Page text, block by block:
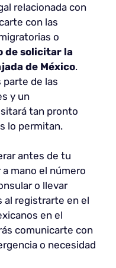
relacionada con
con las
o
de solicitar la
de México.
parte de las
y un
tan pronto
lo permitan.
antes de tu
mano el número
o llevar
al registrarte en el
en el
comunicarte con
o necesidad